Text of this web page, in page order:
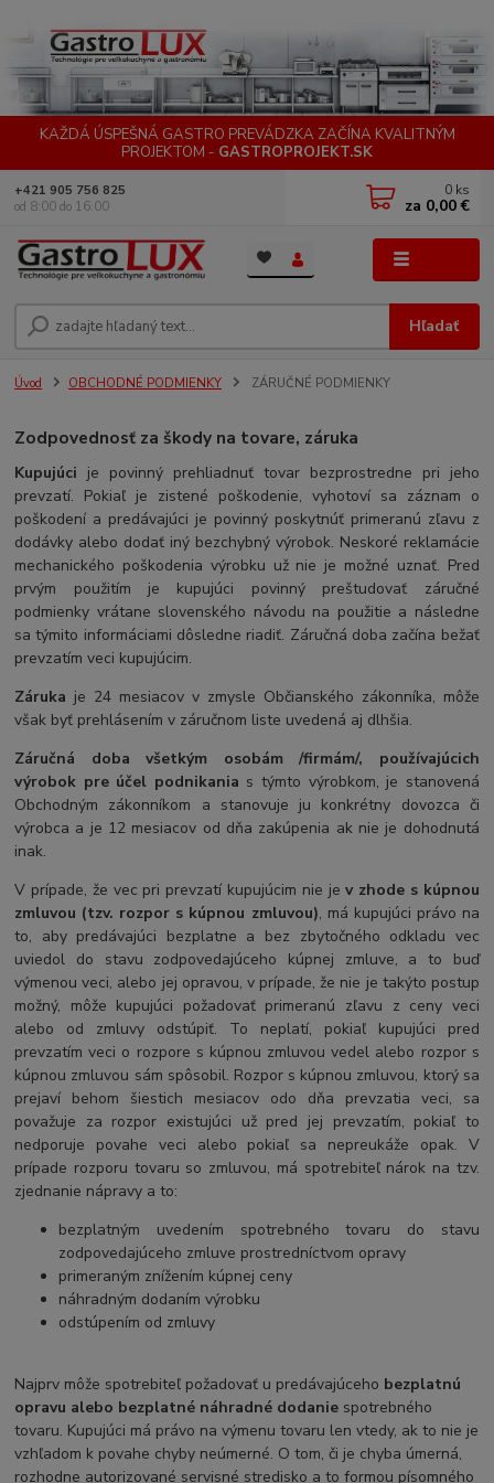
KAŽDÁ ÚSPEŠNÁ GASTRO PREVÁDZKA ZAČÍNA KVALITNÝM
PROJEKTOM - GASTROPROJEKT.SK
Hľadať
+421 905 756 825
od 8:00 do 16:00
0 ks
za 0,00 €
Úvod OBCHODNÉ PODMIENKY ZÁRUČNÉ PODMIENKY
Zodpovednosť za škody na tovare, záruka
Kupujúci je povinný prehliadnuť tovar bezprostredne pri jeho
prevzatí. Pokiaľ je zistené poškodenie, vyhotoví sa záznam o
poškodení a predávajúci je povinný poskytnúť primeranú zľavu z
dodávky alebo dodať iný bezchybný výrobok. Neskoré reklamácie
mechanického poškodenia výrobku už nie je možné uznať. Pred
prvým použitím je kupujúci povinný preštudovať záručné
podmienky vrátane slovenského návodu na použitie a následne
sa týmito informáciami dôsledne riadiť. Záručná doba začína bežať
prevzatím veci kupujúcim.
Záruka je 24 mesiacov v zmysle Občianského zákonníka, môže
však byť prehlásením v záručnom liste uvedená aj dlhšia.
Záručná doba všetkým osobám /firmám/, používajúcich
výrobok pre účel podnikania s týmto výrobkom, je stanovená
Obchodným zákonníkom a stanovuje ju konkrétny dovozca či
výrobca a je 12 mesiacov od dňa zakúpenia ak nie je dohodnutá
inak.
V prípade, že vec pri prevzatí kupujúcim nie jev zhode s kúpnou
zmluvou (tzv. rozpor s kúpnou zmluvou), má kupujúci právo na
to, aby predávajúci bezplatne a bez zbytočného odkladu vec
uviedol do stavu zodpovedajúceho kúpnej zmluve, a to buď
výmenou veci, alebo jej opravou, v prípade, že nie je takýto postup
možný, môže kupujúci požadovať primeranú zľavu z ceny veci
alebo od zmluvy odstúpiť. To neplatí, pokiaľ kupujúci pred
prevzatím veci o rozpore s kúpnou zmluvou vedel alebo rozpor s
kúpnou zmluvou sám spôsobil. Rozpor s kúpnou zmluvou, ktorý sa
prejaví behom šiestich mesiacov odo dňa prevzatia veci, sa
považuje za rozpor existujúci už pred jej prevzatím, pokiaľ to
nedporuje povahe veci alebo pokiaľ sa nepreukáže opak. V
prípade rozporu tovaru so zmluvou, má spotrebiteľ nárok na tzv.
zjednanie nápravy a to:
bezplatným uvedením spotrebného tovaru do stavu
zodpovedajúceho zmluve prostredníctvom opravy
primeraným znížením kúpnej ceny
náhradným dodaním výrobku
odstúpením od zmluvy
Najprv môže spotrebiteľ požadovať u predávajúceho bezplatnú
opravu alebo bezplatné náhradné dodanie spotrebného
tovaru. Kupujúci má právo na výmenu tovaru len vtedy, ak to nie je
vzhľadom k povahe chyby neúmerné. O tom, či je chyba úmerná,
rozhodne autorizované servisné stredisko a to formou písomného